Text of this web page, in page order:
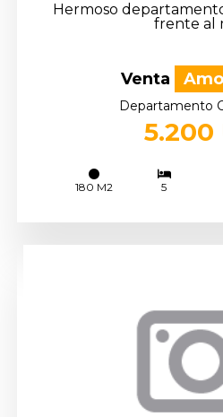
Hermoso
frente al
Venta
Departamento
5.200
180 M2 5